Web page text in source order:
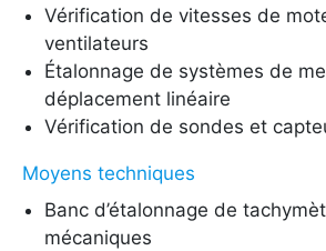
Vérification de vitesses de
ventilateurs
Étalonnage de systèmes de
déplacement linéaire
Vérification de sondes et
Moyens techniques
Banc d’étalonnage de
mécaniques